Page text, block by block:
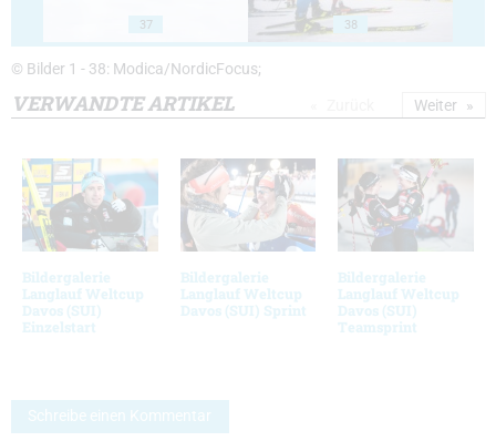
37 38
© Bilder 1 - 38: Modica/NordicFocus;
VERWANDTE ARTIKEL
Bildergalerie
Langlauf Weltcup
Davos (SUI)
Einzelstart
Bildergalerie
Langlauf Weltcup
Davos (SUI) Sprint
Bildergalerie
Langlauf Weltcup
Davos (SUI)
Teamsprint
Weiter
Schreibe einen Kommentar